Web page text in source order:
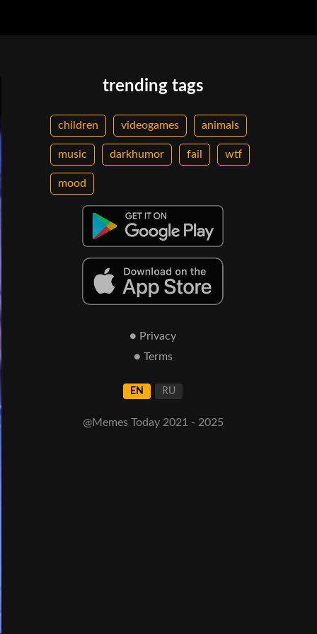
trending tags
children videogames animals
music darkhumor fail wtf
mood
● Privacy
● Terms
EN RU
@Memes Today 2021 - 2025